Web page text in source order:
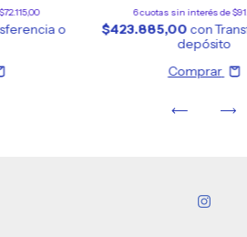
o $423.885,00 con
depósito
6cuotas sin interés de
Comprar